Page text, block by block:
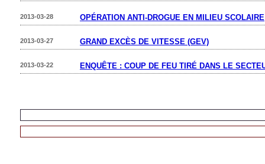
OPÉRATION ANTI-DROGUE EN MILIEU SCOLAIRE
2013-03-28
GRAND EXCÈS DE VITESSE (GEV)
2013-03-27
ENQUÊTE : COUP DE FEU TIRÉ DANS LE
2013-03-22